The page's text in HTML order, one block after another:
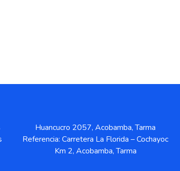
Huancucro 2057, Acobamba, Tarma
Referencia: Carretera La Florida – Cochayoc
Km 2, Acobamba, Tarma